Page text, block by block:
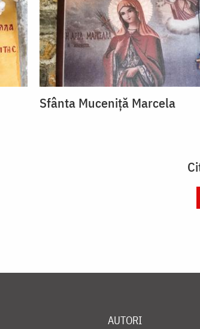
Sfânta Muceniță Marcela
AUTORI